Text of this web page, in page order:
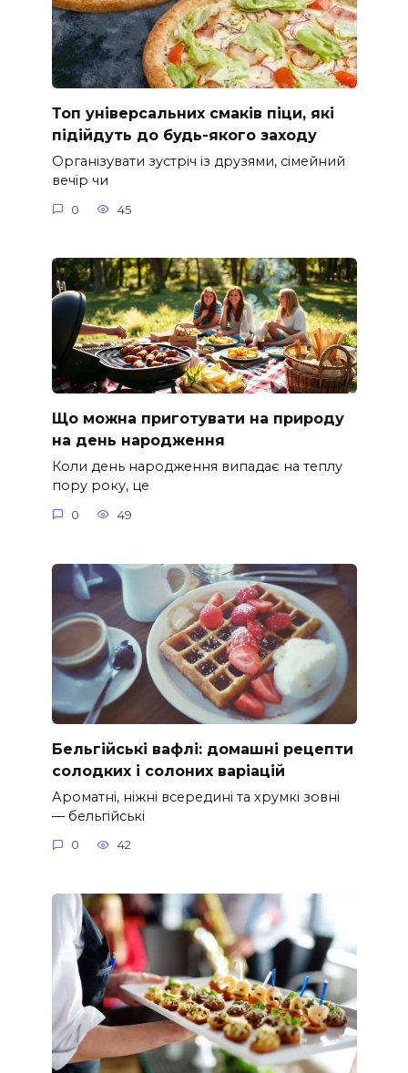
Топ універсальних смаків піци, які
підійдуть до будь-якого заходу
Організувати зустріч із друзями, сімейний
вечір чи
0 45
Що можна приготувати на природу
на день народження
Коли день народження випадає на теплу
пору року, це
0 49
Бельгійські вафлі: домашні рецепти
солодких і солоних варіацій
Ароматні, ніжні всередині та хрумкі зовні
— бельгійські
0 42